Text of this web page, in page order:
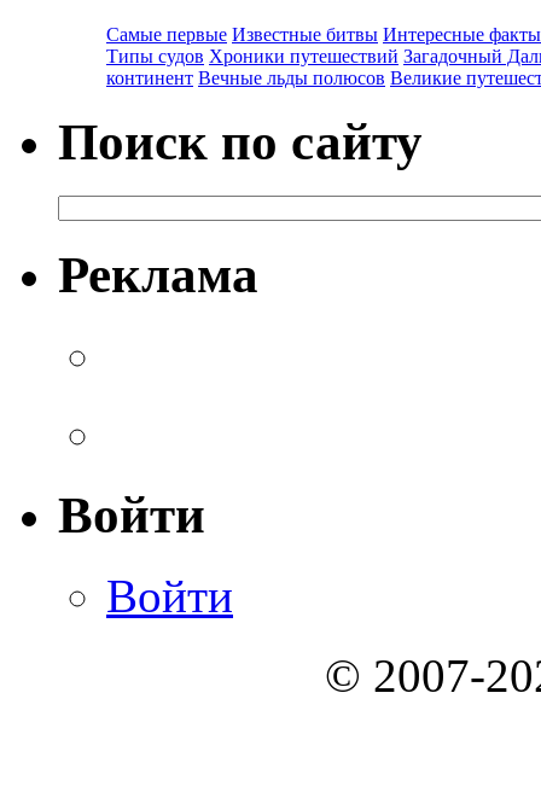
Самые первые Известные битвы Интересные факты
Типы судов Хроники путешествий Загадочный
континент Вечные льды полюсов Великие
Поиск по сайту
Реклама
Войти
Войти
© 2007-